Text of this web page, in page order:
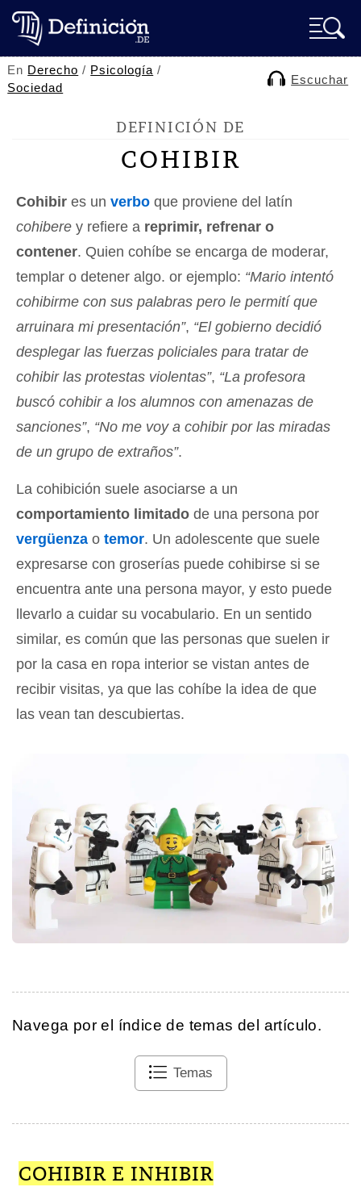
En Derecho / Psicología /
Sociedad
Escuchar
DEFINICIÓN DE
COHIBIR
Cohibir es un verbo que proviene del latín
cohibere y refiere a reprimir, refrenar o
contener. Quien cohíbe se encarga de moderar,
templar o detener algo. or ejemplo: “Mario intentó
cohibirme con sus palabras pero le permití que
arruinara mi presentación”, “El gobierno decidió
desplegar las fuerzas policiales para tratar de
cohibir las protestas violentas”, “La profesora
buscó cohibir a los alumnos con amenazas de
sanciones”, “No me voy a cohibir por las miradas
de un grupo de extraños”.
La cohibición suele asociarse a un
comportamiento limitado de una persona por
vergüenza o temor. Un adolescente que suele
expresarse con groserías puede cohibirse si se
encuentra ante una persona mayor, y esto puede
llevarlo a cuidar su vocabulario. En un sentido
similar, es común que las personas que suelen ir
por la casa en ropa interior se vistan antes de
recibir visitas, ya que las cohíbe la idea de que
las vean tan descubiertas.
Navega por el índice de temas del artículo.
Temas
COHIBIR E INHIBIR